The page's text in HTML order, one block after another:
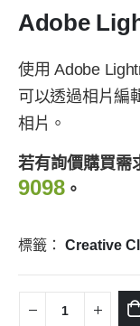
Adobe
使用 Adobe
可以透過相片編
相片。
若有詢價購買需
9098 。
標籤： Creative